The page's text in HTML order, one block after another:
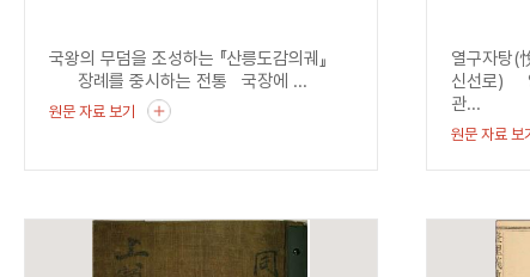
국왕의 무덤을 조성하는 『산릉도감의궤』
장례를 중시하는 전통 국장에 ...
원문 자료 보기
열구자탕
신선로)
관...
원문 자료 보